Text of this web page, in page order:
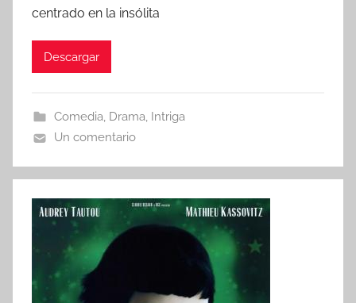
centrado en la insólita
Descargar
Comedia, Drama, Intriga
Un comentario